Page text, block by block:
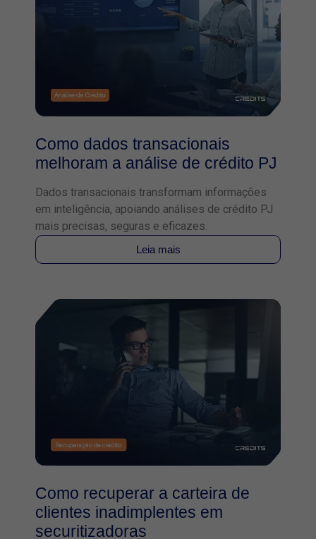
Como dados transacionais
melhoram a análise de crédito PJ
Dados transacionais transformam informações
em inteligência, apoiando análises de crédito PJ
mais precisas, seguras e eficazes.
Leia mais
Como recuperar a carteira de
clientes inadimplentes em
securitizadoras